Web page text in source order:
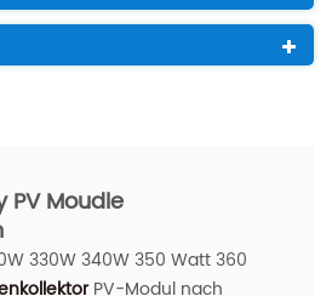
PV Moudle
330W 340W 350 Watt 360
PV-Modul nach